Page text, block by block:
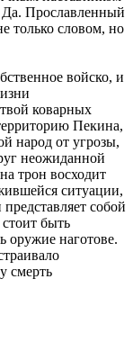
Прославленный
только словом, но
войско, и
коварных
Пекина,
народ от угрозы,
неожиданной
трон восходит
ситуации,
собой
быть
оружие наготове.
смерть